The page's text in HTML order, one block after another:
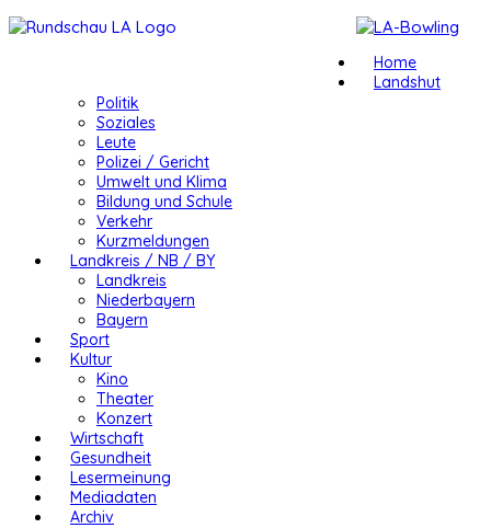
Home
Landshut
Politik
Soziales
Leute
Polizei / Gericht
Umwelt und Klima
Bildung und Schule
Verkehr
Kurzmeldungen
Landkreis / NB / BY
Landkreis
Niederbayern
Bayern
Sport
Kultur
Kino
Theater
Konzert
Wirtschaft
Gesundheit
Lesermeinung
Mediadaten
Archiv